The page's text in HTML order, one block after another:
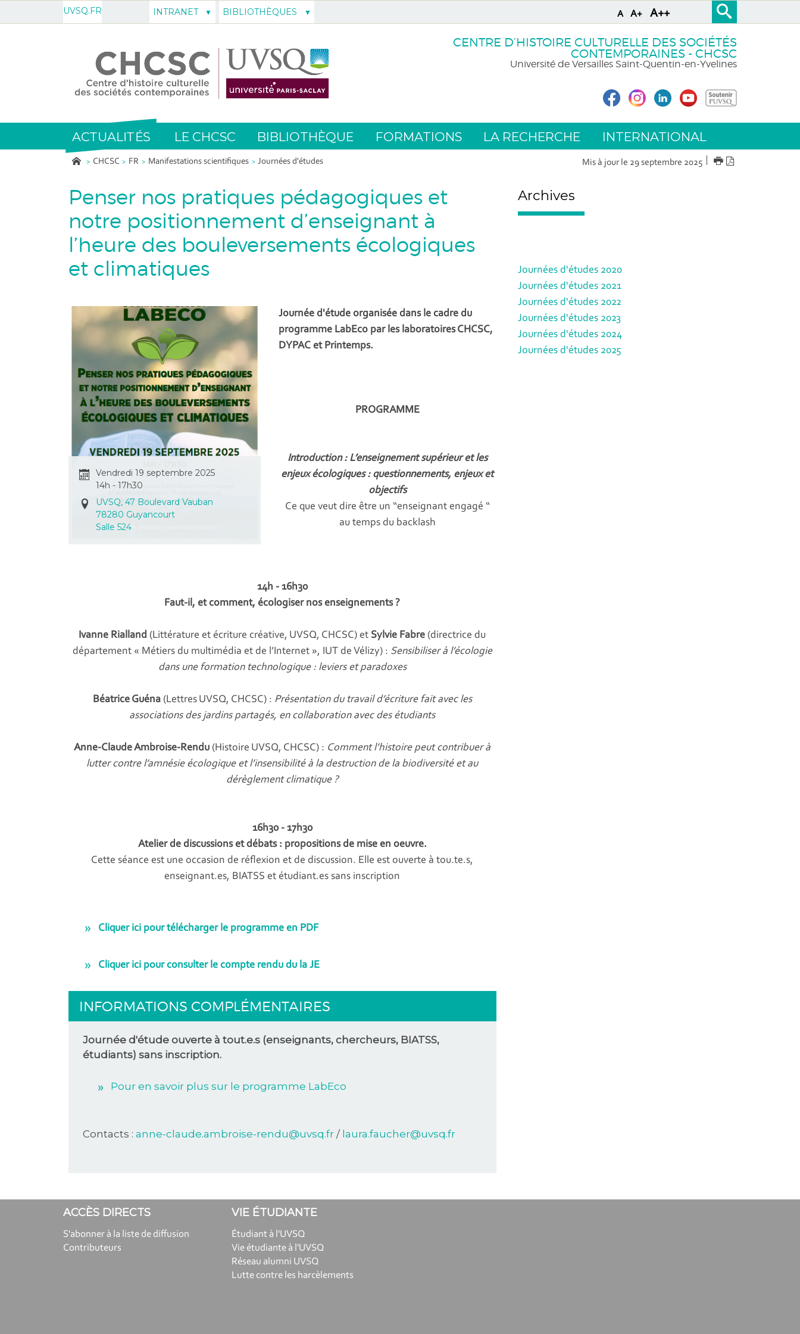
A A+ A++
UVSQ.FR
CENTRE D’HISTOIRE CULTURELLE DES SOCIÉTÉS
CONTEMPORAINES - CHCSC
Université de Versailles Saint-Quentin-en-Yvelines
ACTUALITÉS LE CHCSC BIBLIOTHÈQUE FORMATIONS LA RECHERCHE INTERNATIONAL
CHCSC FR Manifestations scientifiques Journées d'études Mis à jour le 29 septembre 2025 IMPRIMER
Penser nos pratiques pédagogiques et
notre positionnement d’enseignant à
l’heure des bouleversements écologiques
et climatiques
Vendredi 19 septembre 2025
14h - 17h30
UVSQ, 47 Boulevard Vauban
78280 Guyancourt
Salle 524
Journée d'étude organisée dans le cadre du
programme LabEco par les laboratoires CHCSC,
DYPAC et Printemps.
PROGRAMME
Introduction : L’enseignement supérieur et les
enjeux écologiques : questionnements, enjeux et
objectifs
Ce que veut dire être un “enseignant engagé “
au temps du backlash
14h - 16h30
Faut-il, et comment, écologiser nos enseignements ?
Ivanne Rialland (Littérature et écriture créative, UVSQ, CHCSC) et Sylvie Fabre (directrice du
département « Métiers du multimédia et de l’Internet », IUT de Vélizy) : Sensibiliser à l’écologie
dans une formation technologique : leviers et paradoxes
Béatrice Guéna (Lettres UVSQ, CHCSC) : Présentation du travail d’écriture fait avec les
associations des jardins partagés, en collaboration avec des étudiants
Anne-Claude Ambroise-Rendu (Histoire UVSQ, CHCSC) : Comment l’histoire peut contribuer à
lutter contre l’amnésie écologique et l’insensibilité à la destruction de la biodiversité et au
dérèglement climatique ?
16h30 - 17h30
Atelier de discussions et débats : propositions de mise en oeuvre.
Cette séance est une occasion de réflexion et de discussion. Elle est ouverte à tou.te.s,
enseignant.es, BIATSS et étudiant.es sans inscription
Cliquer ici pour télécharger le programme en PDF
Cliquer ici pour consulter le compte rendu du la JE
INFORMATIONS COMPLÉMENTAIRES
Journée d'étude ouverte à tout.e.s (enseignants, chercheurs, BIATSS,
étudiants) sans inscription.
Pour en savoir plus sur le programme LabEco
Contacts : anne-claude.ambroise-rendu@uvsq.fr/ laura.faucher@uvsq.fr
Archives
Journées d'études 2020
Journées d'études 2021
Journées d'études 2022
Journées d'études 2023
Journées d'études 2024
Journées d'études 2025
INTRANET BIBLIOTHÈQUES
ACCÈS DIRECTS
S'abonner à la liste de diffusion
Contributeurs
VIE ÉTUDIANTE
Étudiant à l'UVSQ
Vie étudiante à l'UVSQ
Réseau alumni UVSQ
Lutte contre les harcèlements